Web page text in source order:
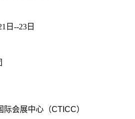
日 --23 日
际会展中心（CTICC）